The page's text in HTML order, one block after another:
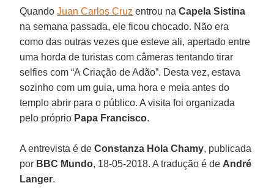
QuandoJuan Carlos Cruz entrou naCapela Sistina
na semana passada, ele ficou chocado. Não era
como das outras vezes que esteve ali, apertado entre
uma horda de turistas com câmeras tentando tirar
selfies com “A Criação de Adão”. Desta vez, estava
sozinho com um guia, uma hora e meia antes do
templo abrir para o público. A visita foi organizada
pelo próprio Papa Francisco.
A entrevista é deConstanza Hola Chamy, publicada
por BBC Mundo, 18-05-2018. A tradução é de André
Langer.